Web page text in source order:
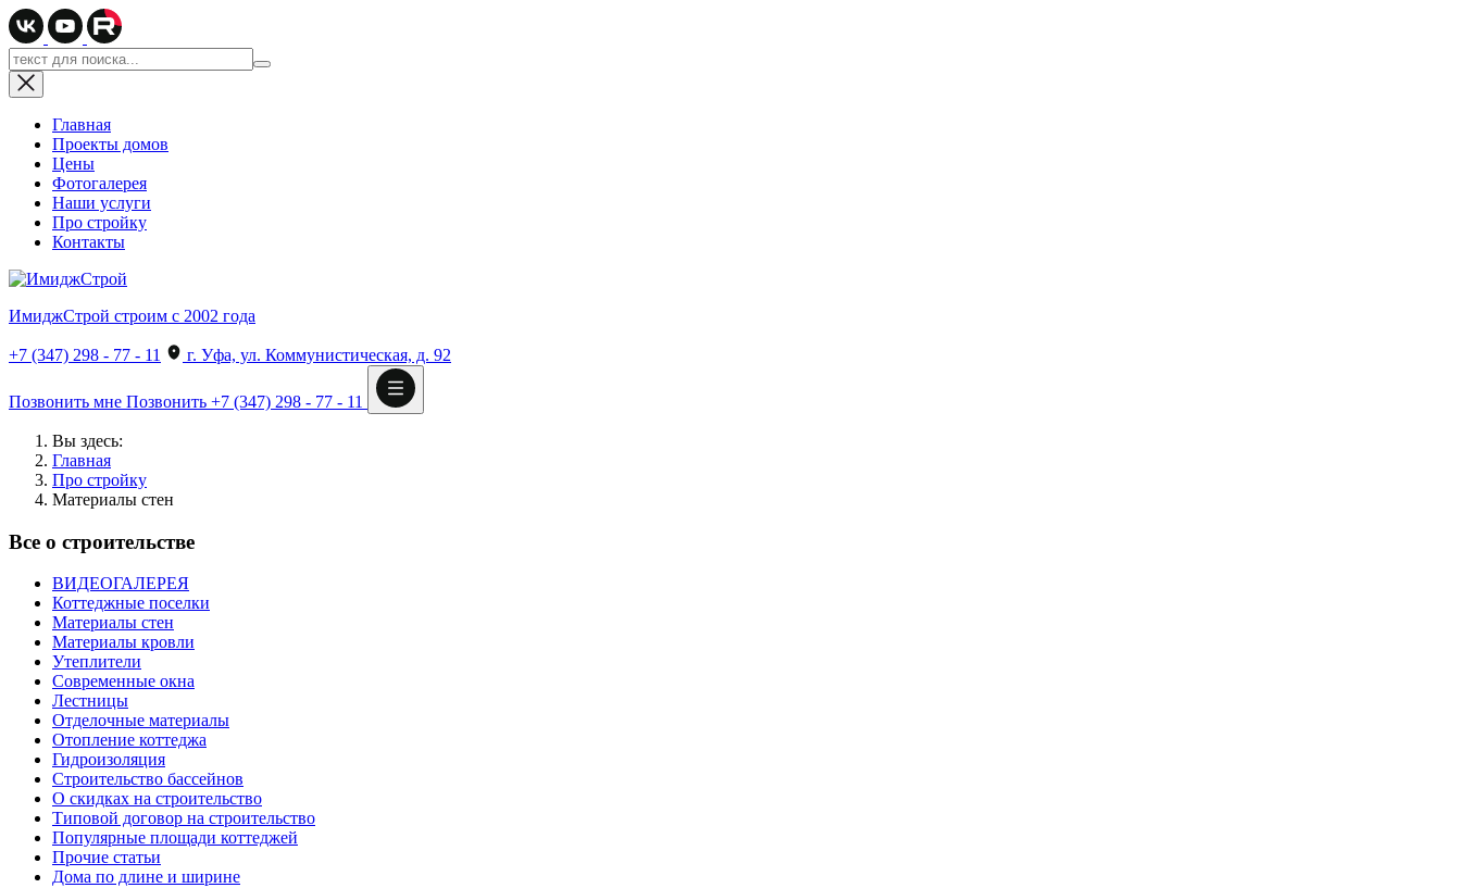
Главная
Проекты домов
Цены
Фотогалерея
Наши услуги
Про стройку
Контакты
ИмиджСтрой строим с 2002 года
+7 (347) 298 - 77 - 11 г. Уфа, ул. Коммунистическая, д. 92
Позвонить мне Позвонить +7 (347) 298 - 77 - 11
Вы здесь:
Главная
Про стройку
Материалы стен
Все о строительстве
ВИДЕОГАЛЕРЕЯ
Коттеджные поселки
Материалы стен
Материалы кровли
Утеплители
Современные окна
Лестницы
Отделочные материалы
Отопление коттеджа
Гидроизоляция
Строительство бассейнов
О скидках на строительство
Типовой договор на строительство
Популярные площади коттеджей
Прочие статьи
Дома по длине и ширине